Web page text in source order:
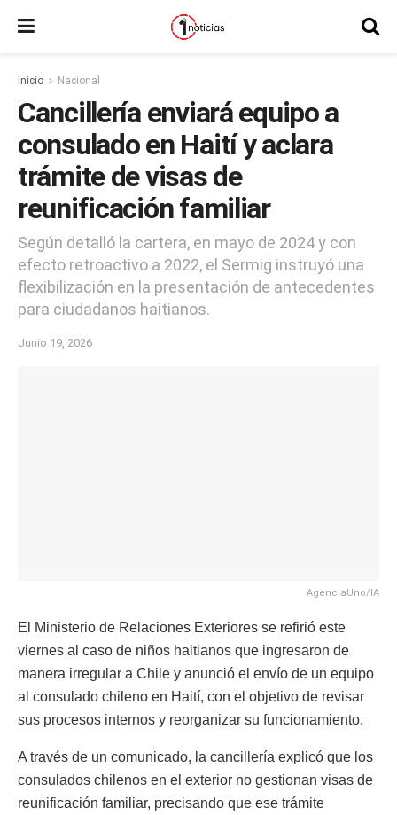
Inicio Nacional
Cancillería enviará equipo a
consulado en Haití y aclara
trámite de visas de
reunificación familiar
Según detalló la cartera, en mayo de 2024 y con
efecto retroactivo a 2022, el Sermig instruyó una
flexibilización en la presentación de antecedentes
para ciudadanos haitianos.
Junio 19, 2026
AgenciaUno/IA
El Ministerio de Relaciones Exteriores se refirió este
viernes al caso de niños haitianos que ingresaron de
manera irregular a Chile y anunció el envío de un equipo
al consulado chileno en Haití, con el objetivo de revisar
sus procesos internos y reorganizar su funcionamiento.
A través de un comunicado, la cancillería explicó que los
consulados chilenos en el exterior no gestionan visas de
reunificación familiar, precisando que ese trámite